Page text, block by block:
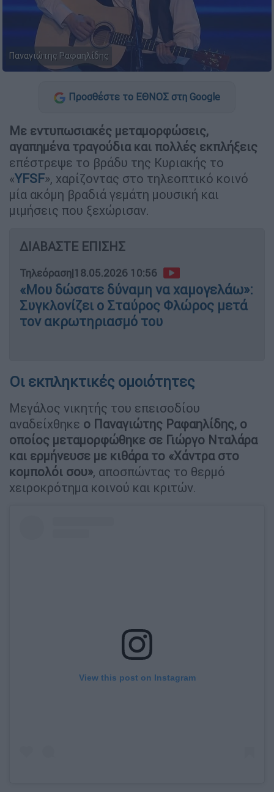
Παναγιώτης Ραφαηλίδης
Προσθέστε το ΕΘΝΟΣ στη Google
Με εντυπωσιακές μεταμορφώσεις,
αγαπημένα τραγούδια και πολλές εκπλήξεις
επέστρεψε το βράδυ της Κυριακής το
«YFSF», χαρίζοντας στο τηλεοπτικό κοινό
μία ακόμη βραδιά γεμάτη μουσική και
μιμήσεις που ξεχώρισαν.
ΔΙΑΒΑΣΤΕ ΕΠΙΣΗΣ
Τηλεόραση|18.05.2026 10:56
«Μου δώσατε δύναμη να χαμογελάω»:
Συγκλονίζει ο Σταύρος Φλώρος μετά
τον ακρωτηριασμό του
Οι εκπληκτικές ομοιότητες
Μεγάλος νικητής του επεισοδίου
αναδείχθηκε ο Παναγιώτης Ραφαηλίδης, ο
οποίος μεταμορφώθηκε σε Γιώργο Νταλάρα
και ερμήνευσε με κιθάρα το «Χάντρα στο
κομπολόι σου», αποσπώντας το θερμό
χειροκρότημα κοινού και κριτών.
View this post on Instagram